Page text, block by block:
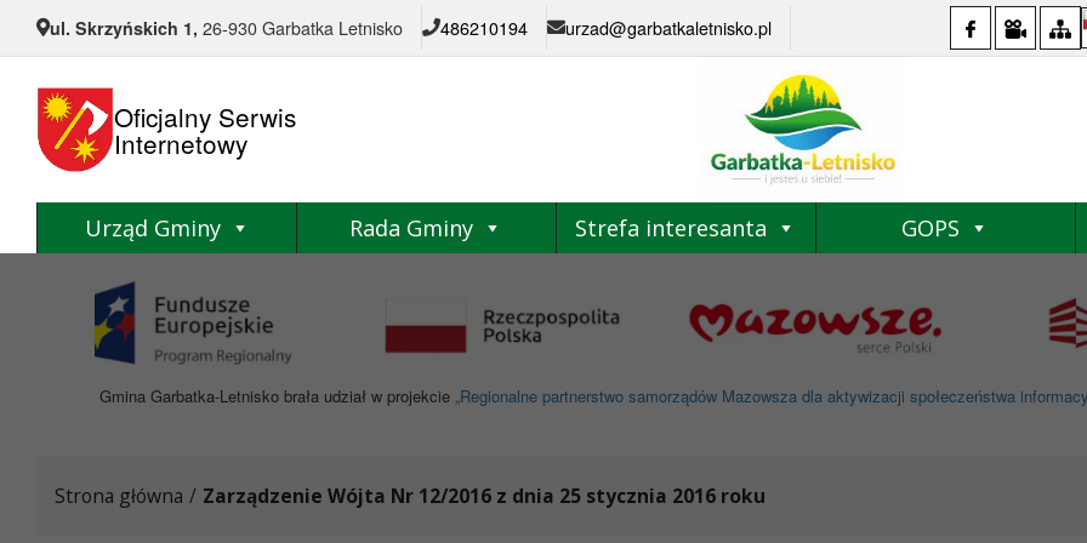
ul. Skrzyńskich 1, 26-930 Garbatka Letnisko 486210194 urzad@garbatkaletnisko.pl
Oficjalny Serwis
Internetowy
Urząd Gminy Rada Gminy Strefa interesanta GOPS
Gmina Garbatka-Letnisko brała udział w projekcie „Regionalne partnerstwo samorządów Mazowsza dla aktywizacji społeczeństwa
Strona główna / Zarządzenie Wójta Nr 12/2016 z dnia 25 stycznia 2016 roku